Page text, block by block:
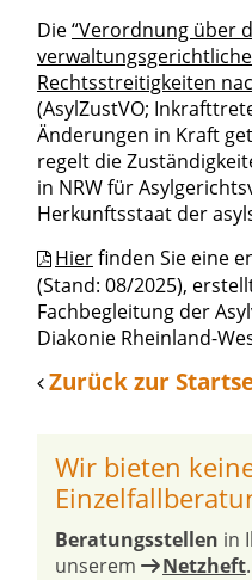
Die“Verordnung über
Rechtsstreitigkeiten
(AsylZustVO;
Änderungen in Kraft
regelt die
in NRW für
Herkunftsstaat der
Hierfinden Sie eine
(Stand: 08/2025),
Fachbegleitung der
Diakonie Rheinland-
Zurück zur
Wir bieten
Beratungsstellen in
unserem
Netzheft.